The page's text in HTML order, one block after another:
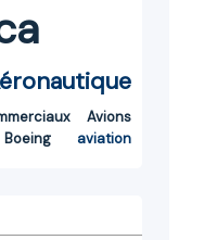
Avions
Boeing
aviation